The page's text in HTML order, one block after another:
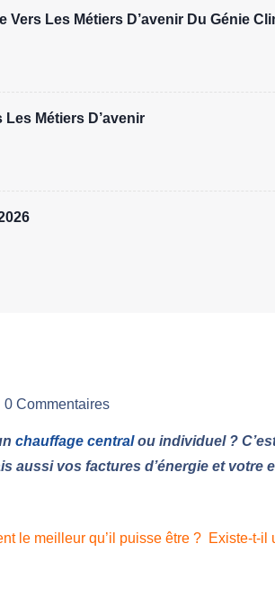
Les Métiers D’avenir Du Génie
Métiers D’avenir
0 Commentaires
chauffage centralou individuel ?
aussi vos factures d’énergie et votre
le meilleur qu’il puisse être ? Existe-t-il